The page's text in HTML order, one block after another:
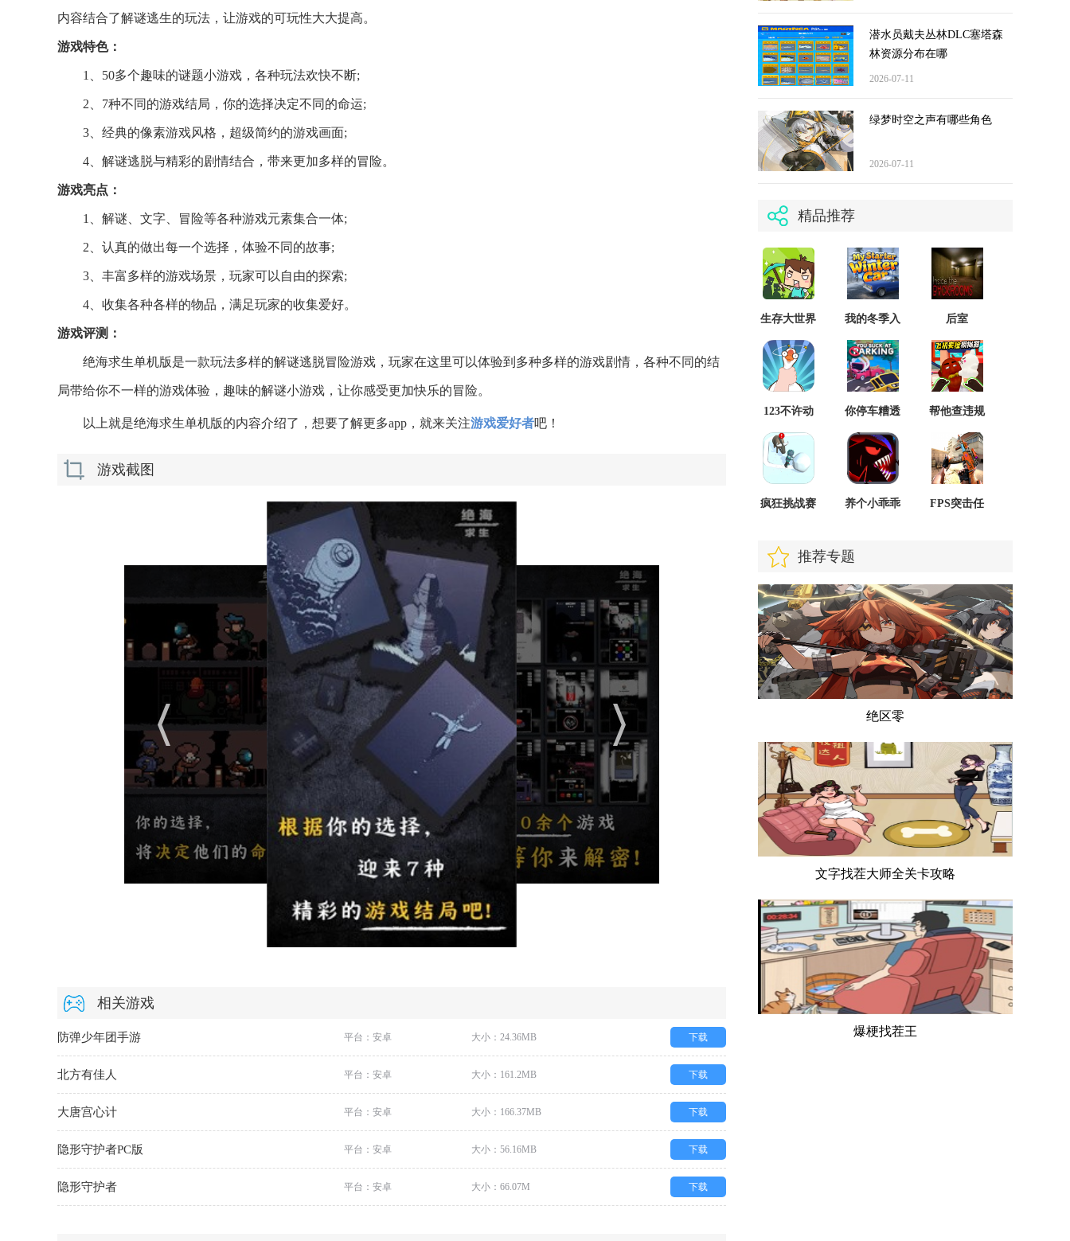
内容结合了解谜逃生的玩法，让游戏的可玩性大大提高。
游戏特色：
1、50多个趣味的谜题小游戏，各种玩法欢快不断;
2、7种不同的游戏结局，你的选择决定不同的命运;
3、经典的像素游戏风格，超级简约的游戏画面;
4、解谜逃脱与精彩的剧情结合，带来更加多样的冒险。
游戏亮点：
1、解谜、文字、冒险等各种游戏元素集合一体;
2、认真的做出每一个选择，体验不同的故事;
3、丰富多样的游戏场景，玩家可以自由的探索;
4、收集各种各样的物品，满足玩家的收集爱好。
游戏评测：
绝海求生单机版是一款玩法多样的解谜逃脱冒险游戏，玩家在这里可以体验到多种多样的游戏剧情，各种不同的结
局带给你不一样的游戏体验，趣味的解谜小游戏，让你感受更加快乐的冒险。
以上就是绝海求生单机版的内容介绍了，想要了解更多app，就来关注游戏爱好者吧！
游戏截图
相关游戏
防弹少年团手游 平台：安卓 大小：24.36MB 下载
北方有佳人 平台：安卓 大小：161.2MB 下载
大唐宫心计 平台：安卓 大小：166.37MB 下载
隐形守护者PC版 平台：安卓 大小：56.16MB 下载
隐形守护者 平台：安卓 大小：66.07M 下载
潜水员戴夫丛林DLC塞塔森
林资源分布在哪
2026-07-11
绿梦时空之声有哪些角色
2026-07-11
精品推荐
生存大世界
我的冬季入
最新版
后室
离线版
123不许动
你停车糟透
at Parking
帮他查违规
疯狂挑战赛
养个小乖乖
FPS突击任
推荐专题
绝区零
文字找茬大师全关卡攻略
爆梗找茬王